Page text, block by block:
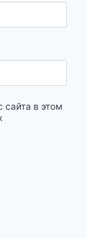
сайта в этом